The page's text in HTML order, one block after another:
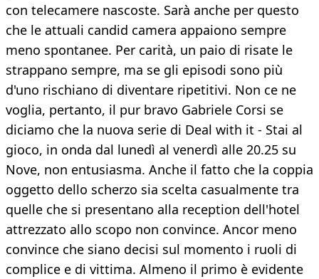
con telecamere nascoste. Sarà anche per questo
che le attuali candid camera appaiono sempre
meno spontanee. Per carità, un paio di risate le
strappano sempre, ma se gli episodi sono più
d'uno rischiano di diventare ripetitivi. Non ce ne
voglia, pertanto, il pur bravo Gabriele Corsi se
diciamo che la nuova serie di Deal with it - Stai al
gioco, in onda dal lunedì al venerdì alle 20.25 su
Nove, non entusiasma. Anche il fatto che la coppia
oggetto dello scherzo sia scelta casualmente tra
quelle che si presentano alla reception dell'hotel
attrezzato allo scopo non convince. Ancor meno
convince che siano decisi sul momento i ruoli di
complice e di vittima. Almeno il primo è evidente